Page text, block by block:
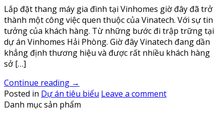
Lắp đặt thang máy gia đình tại Vinhomes giờ đây đã trở
thành một công việc quen thuộc của Vinatech. Với sự tin
tưởng của khách hàng. Từ những bước đi trập trững tại
dự án Vinhomes Hải Phòng. Giờ đây Vinatech đang dần
khẳng định thương hiệu và được rất nhiều khách hàng
sở […]
Continue reading →
Posted in Dự án tiêu biểu Leave a comment
Danh mục sản phẩm